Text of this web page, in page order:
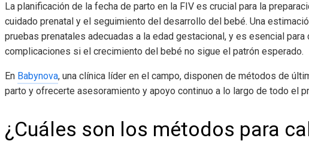
La planificación de la fecha de parto en la FIV es crucial para la
cuidado prenatal y el seguimiento del desarrollo del bebé. Una
pruebas prenatales adecuadas a la edad gestacional, y es esencial
complicaciones si el crecimiento del bebé no sigue el patrón esperado.
En Babynova, una clínica líder en el campo, disponen de métodos de
parto y ofrecerte asesoramiento y apoyo continuo a lo largo de todo el
¿Cuáles son los métodos para